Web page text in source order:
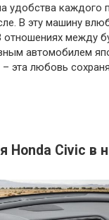
удобства каждого
В эту машину
отношениях между
автомобилем
эта любовь
Honda Civic в